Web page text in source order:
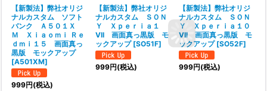
【新製法】弊社オリジ
ナルカスタム ソフト
バンク Ａ５０１Ｘ
Ｍ Ｘｉａｏｍｉ Ｒｅ
ｄｍｉ１５ 画面真っ
黒版 モックアップ
[A501XM]
999円(税込)
【新製法】弊社オリジ
ナルカスタム ＳＯＮ
Ｙ Ｘｐｅｒｉａ１
VII 画面真っ黒版 モ
ックアップ [SO51F]
999円(税込)
【新製法】弊社オリジ
ナルカスタム ＳＯＮ
Ｙ Ｘｐｅｒｉａ１０
VII 画面真っ黒版 モ
ックアップ [SO52F]
999円(税込)